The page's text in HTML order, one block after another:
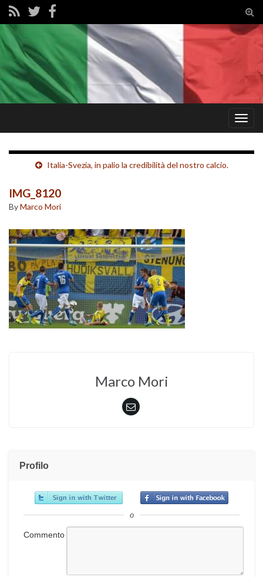
Italia-Svezia, in palio la credibilità del nostro calcio.
IMG_8120
ByMarco Mori
Marco Mori
Profilo
o
Commento